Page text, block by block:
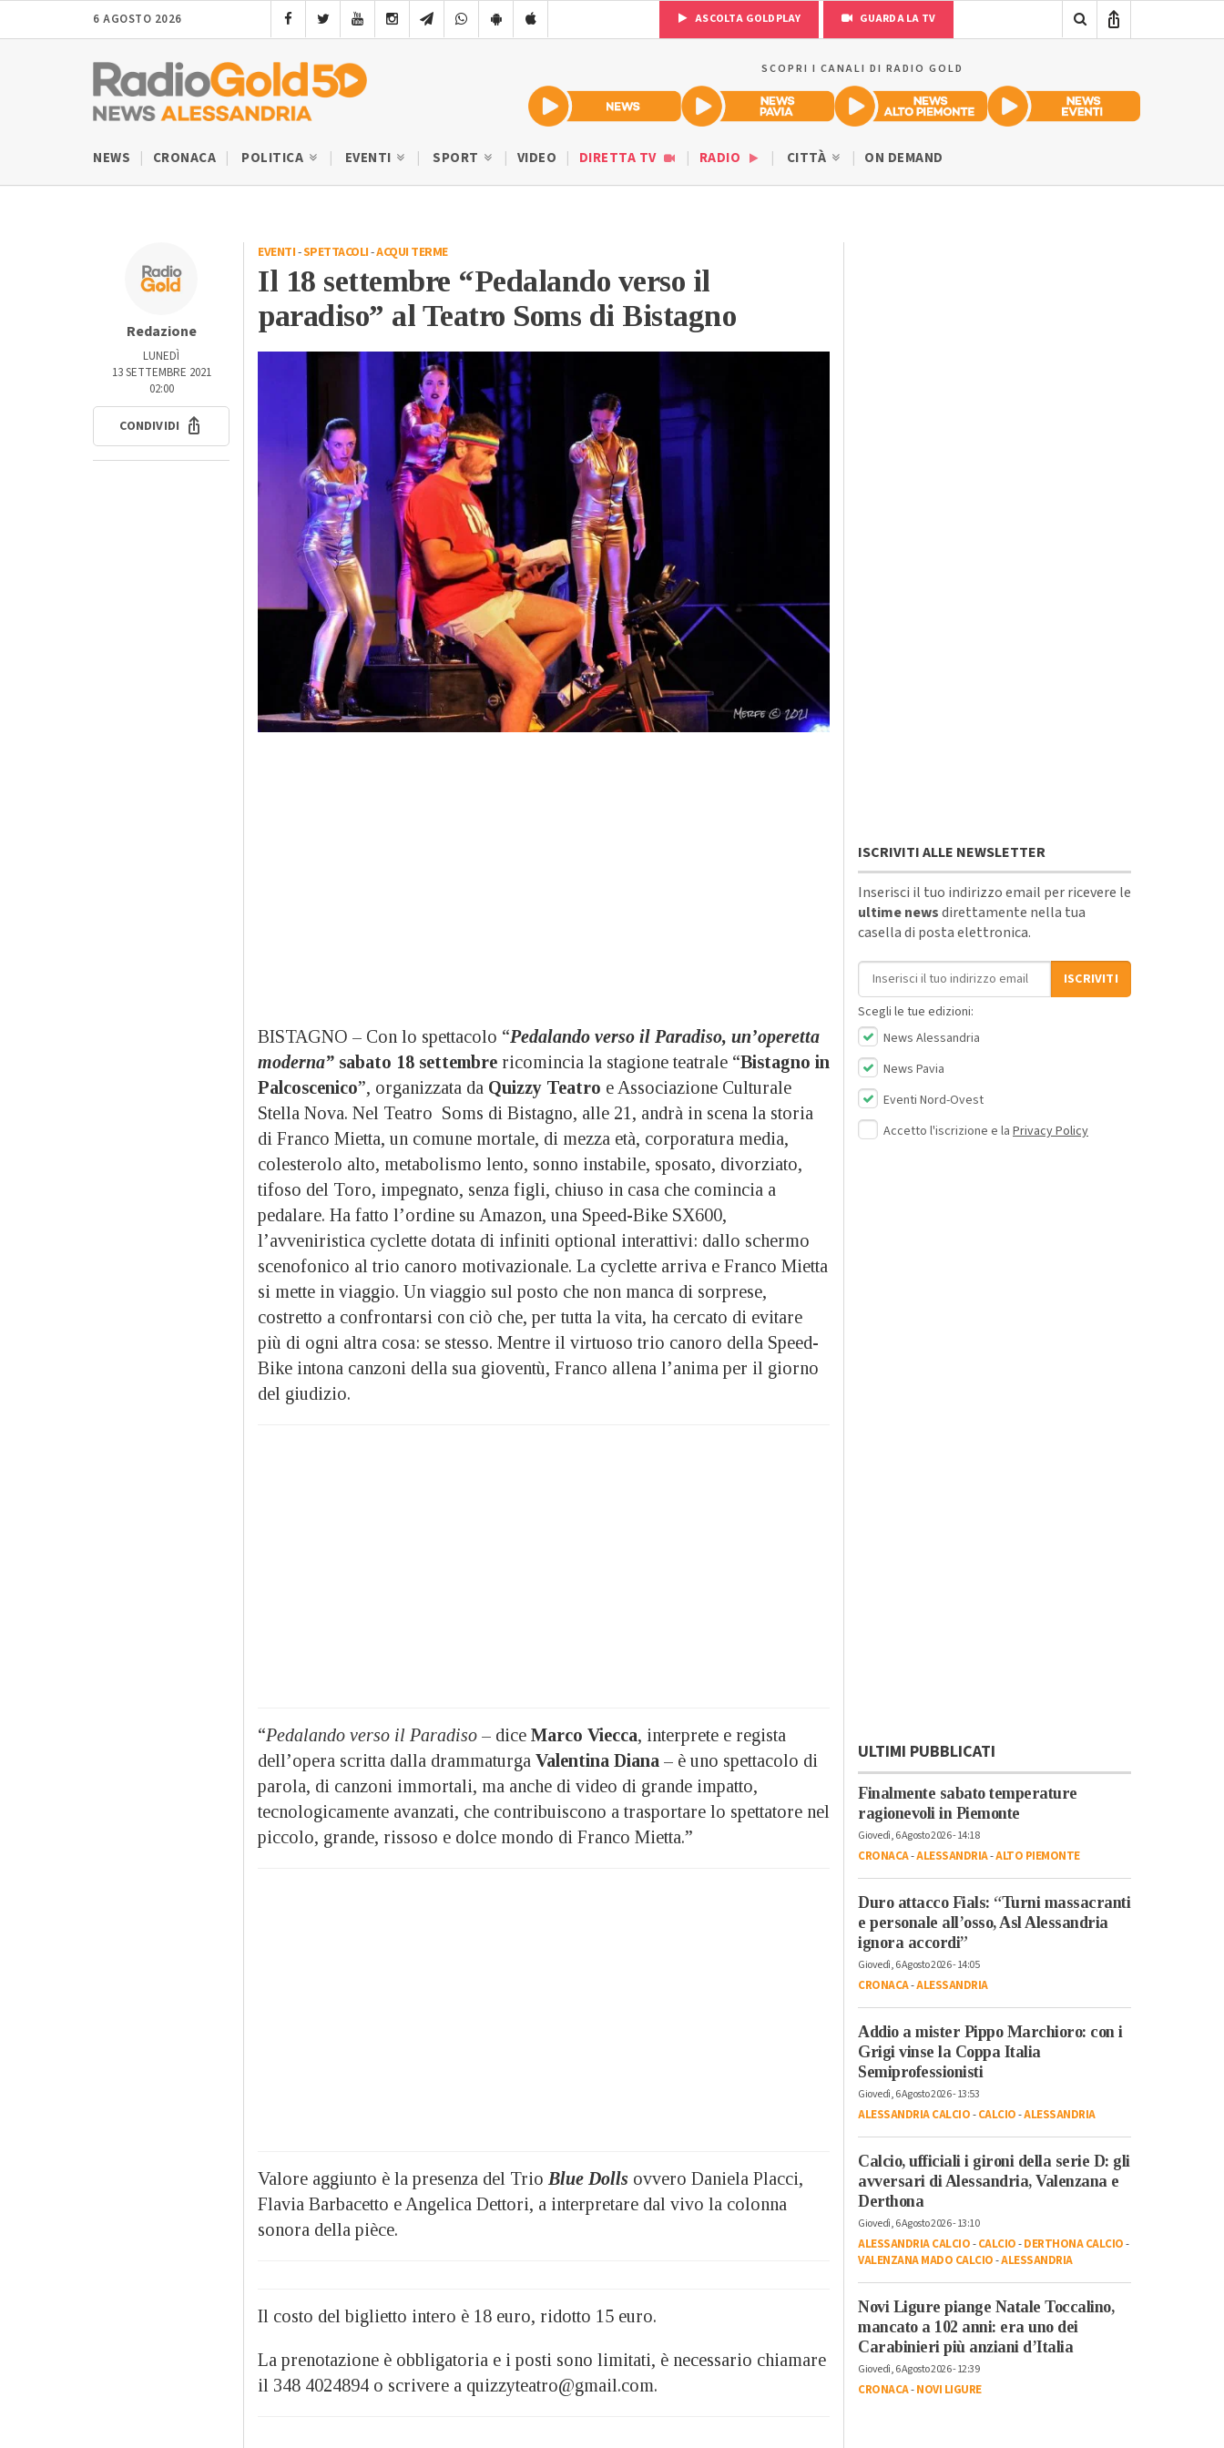
6 AGOSTO 2026 ASCOLTA GOLDPLAY GUARDA LA TV
SCOPRI I CANALI DI RADIO GOLD
NEWS CRONACA POLITICA EVENTI SPORT VIDEO DIRETTA TV RADIO CITTÀ ON DEMAND
Redazione
LUNEDÌ
13 SETTEMBRE 2021
02:00
CONDIVIDI
EVENTI-SPETTACOLI-ACQUI TERME
Il 18 settembre “Pedalando verso il
paradiso” al Teatro Soms di Bistagno
BISTAGNO – Con lo spettacolo “Pedalando verso il Paradiso, un’operetta
moderna” sabato 18 settembre ricomincia la stagione teatrale “Bistagno in
Palcoscenico”, organizzata da Quizzy Teatro e Associazione Culturale
Stella Nova. Nel Teatro Soms di Bistagno, alle 21, andrà in scena la storia
di Franco Mietta, un comune mortale, di mezza età, corporatura media,
colesterolo alto, metabolismo lento, sonno instabile, sposato, divorziato,
tifoso del Toro, impegnato, senza figli, chiuso in casa che comincia a
pedalare. Ha fatto l’ordine su Amazon, una Speed-Bike SX600,
l’avveniristica cyclette dotata di infiniti optional interattivi: dallo schermo
scenofonico al trio canoro motivazionale. La cyclette arriva e Franco Mietta
si mette in viaggio. Un viaggio sul posto che non manca di sorprese,
costretto a confrontarsi con ciò che, per tutta la vita, ha cercato di evitare
più di ogni altra cosa: se stesso. Mentre il virtuoso trio canoro della Speed-
Bike intona canzoni della sua gioventù, Franco allena l’anima per il giorno
del giudizio.
“Pedalando verso il Paradiso – dice Marco Viecca, interprete e regista
dell’opera scritta dalla drammaturga Valentina Diana – è uno spettacolo di
parola, di canzoni immortali, ma anche di video di grande impatto,
tecnologicamente avanzati, che contribuiscono a trasportare lo spettatore nel
piccolo, grande, rissoso e dolce mondo di Franco Mietta.”
Valore aggiunto è la presenza del Trio Blue Dolls ovvero Daniela Placci,
Flavia Barbacetto e Angelica Dettori, a interpretare dal vivo la colonna
sonora della pièce.
Il costo del biglietto intero è 18 euro, ridotto 15 euro.
La prenotazione è obbligatoria e i posti sono limitati, è necessario chiamare
il 348 4024894 o scrivere a quizzyteatro@gmail.com.
ISCRIVITI ALLE NEWSLETTER
Inserisci il tuo indirizzo email per ricevere le
ultime newsdirettamente nella tua
casella di posta elettronica.
Indirizzo email
ISCRIVITI
Scegli le tue edizioni:
News Alessandria
News Pavia
Eventi Nord-Ovest
Accetto l'iscrizione e la Privacy Policy
ULTIMI PUBBLICATI
Finalmente sabato temperature
ragionevoli in Piemonte
Giovedì, 6 Agosto 2026 - 14:18
CRONACA-ALESSANDRIA-ALTO PIEMONTE
Duro attacco Fials: “Turni massacranti
e personale all’osso, Asl Alessandria
ignora accordi”
Giovedì, 6 Agosto 2026 - 14:05
CRONACA-ALESSANDRIA
Addio a mister Pippo Marchioro: con i
Grigi vinse la Coppa Italia
Semiprofessionisti
Giovedì, 6 Agosto 2026 - 13:53
ALESSANDRIA CALCIO-CALCIO-ALESSANDRIA
Calcio, ufficiali i gironi della serie D: gli
avversari di Alessandria, Valenzana e
Derthona
Giovedì, 6 Agosto 2026 - 13:10
ALESSANDRIA CALCIO-CALCIO-DERTHONA CALCIO-
VALENZANA MADO CALCIO-ALESSANDRIA
Novi Ligure piange Natale Toccalino,
mancato a 102 anni: era uno dei
Carabinieri più anziani d’Italia
Giovedì, 6 Agosto 2026 - 12:39
CRONACA-NOVI LIGURE